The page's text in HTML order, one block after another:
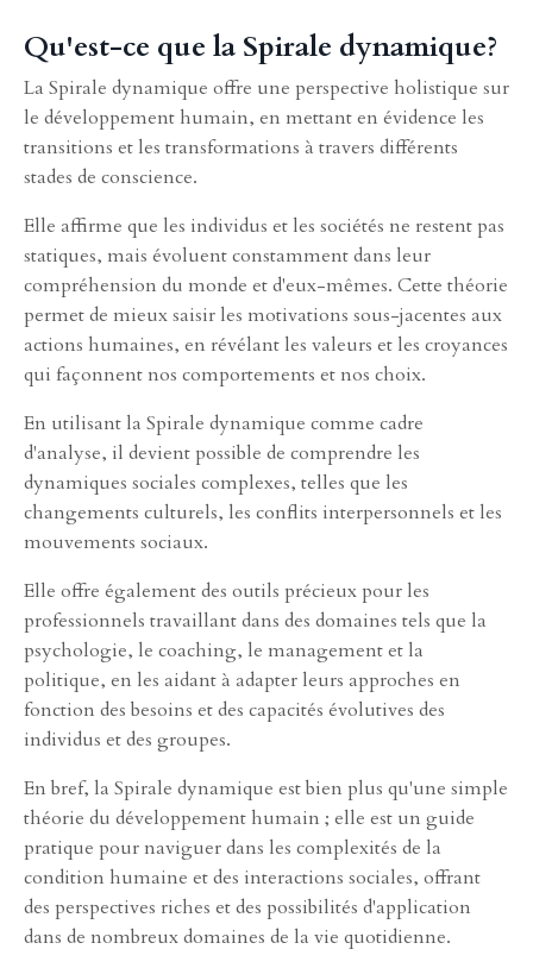
Qu'est-ce que la Spirale dynamique?
La Spirale dynamique offre une perspective holistique sur
le développement humain, en mettant en évidence les
transitions et les transformations à travers différents
stades de conscience.
Elle affirme que les individus et les sociétés ne restent pas
statiques, mais évoluent constamment dans leur
compréhension du monde et d'eux-mêmes. Cette théorie
permet de mieux saisir les motivations sous-jacentes aux
actions humaines, en révélant les valeurs et les croyances
qui façonnent nos comportements et nos choix.
En utilisant la Spirale dynamique comme cadre
d'analyse, il devient possible de comprendre les
dynamiques sociales complexes, telles que les
changements culturels, les conflits interpersonnels et les
mouvements sociaux.
Elle offre également des outils précieux pour les
professionnels travaillant dans des domaines tels que la
psychologie, le coaching, le management et la
politique, en les aidant à adapter leurs approches en
fonction des besoins et des capacités évolutives des
individus et des groupes.
En bref, la Spirale dynamique est bien plus qu'une simple
théorie du développement humain ; elle est un guide
pratique pour naviguer dans les complexités de la
condition humaine et des interactions sociales, offrant
des perspectives riches et des possibilités d'application
dans de nombreux domaines de la vie quotidienne.